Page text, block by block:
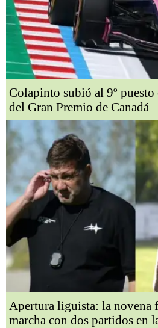
Colapinto subió al 9º puesto
del Gran Premio de Canadá
Apertura liguista: la novena
marcha con dos partidos en